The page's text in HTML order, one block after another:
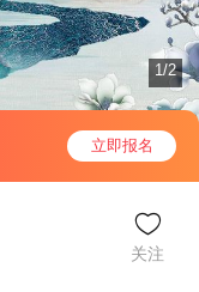
立即报名
1/2
关注